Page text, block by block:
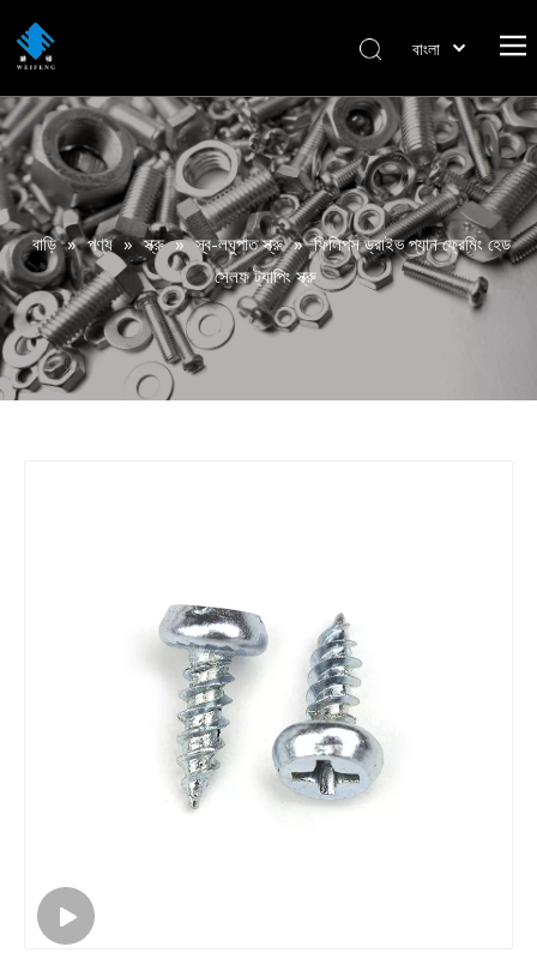
বাংলা
Italiano
Deutsch
Português
Español
Pусский
Français
বাড়ি » পণ্য » স্ক্রু » স্ব-লঘুপাত স্ক্রু » ফিলিপস ড্রাইভ প্যান ফ্রেমিং হেড
সেলফ ট্যাপিং স্ক্রু